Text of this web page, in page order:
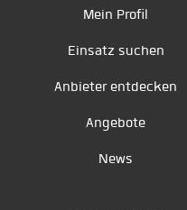
Mein Profil
Einsatz suchen
Anbieter entdecken
Angebote
News